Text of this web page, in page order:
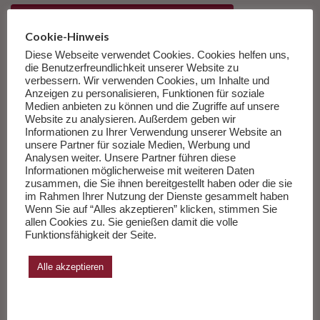
FEUILLETONSCOUT DIE HÄSCHENSCHULE
FILM DIE HÄSCHENSCHULE
INHALT DIE HÄSCHENSCHULE¸TRAILER DIE HÄSCHENSCHULE
KRITIK DIE HÄSCHENSCHULE
NEU IM KINO DIE HÄSCHENSCHULE¸ KINO DIE HÄSCHENSCHULE¸
PRESSE DIE HÄSCHENSCHULE
PRESSEKRITIK DIE HÄSCHENSCHULE
REZENSION DIE HÄSCHENSCHULE
Cookie-Hinweis
Diese Webseite verwendet Cookies. Cookies helfen uns,
die Benutzerfreundlichkeit unserer Website zu
verbessern. Wir verwenden Cookies, um Inhalte und
Anzeigen zu personalisieren, Funktionen für soziale
Medien anbieten zu können und die Zugriffe auf unsere
Website zu analysieren. Außerdem geben wir
Informationen zu Ihrer Verwendung unserer Website an
unsere Partner für soziale Medien, Werbung und
Analysen weiter. Unsere Partner führen diese
Informationen möglicherweise mit weiteren Daten
zusammen, die Sie ihnen bereitgestellt haben oder die sie
im Rahmen Ihrer Nutzung der Dienste gesammelt haben
Wenn Sie auf “Alles akzeptieren” klicken, stimmen Sie
allen Cookies zu. Sie genießen damit die volle
Funktionsfähigkeit der Seite.
Alle akzeptieren